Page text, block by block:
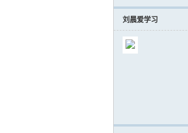
刘晨爱学习